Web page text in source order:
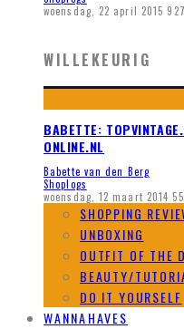
woensdag, 22 april 2015
WILLEKEURIG
BABETTE:
ONLINE.NL
Babette van den Berg
Shoplogs
woensdag, 12 maart 2014
SHOPPING
UNBOXING
OUTFIT OF THE
BEAUTY/
DO IT YOURSELF
WANNAHAVES